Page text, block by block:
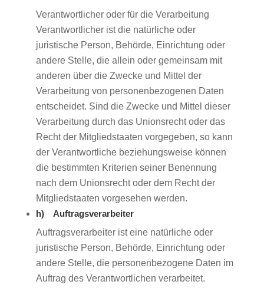
Verantwortlicher oder für die Verarbeitung
Verantwortlicher ist die natürliche oder
juristische Person, Behörde, Einrichtung oder
andere Stelle, die allein oder gemeinsam mit
anderen über die Zwecke und Mittel der
Verarbeitung von personenbezogenen Daten
entscheidet. Sind die Zwecke und Mittel dieser
Verarbeitung durch das Unionsrecht oder das
Recht der Mitgliedstaaten vorgegeben, so kann
der Verantwortliche beziehungsweise können
die bestimmten Kriterien seiner Benennung
nach dem Unionsrecht oder dem Recht der
Mitgliedstaaten vorgesehen werden.
h) Auftragsverarbeiter
Auftragsverarbeiter ist eine natürliche oder
juristische Person, Behörde, Einrichtung oder
andere Stelle, die personenbezogene Daten im
Auftrag des Verantwortlichen verarbeitet.